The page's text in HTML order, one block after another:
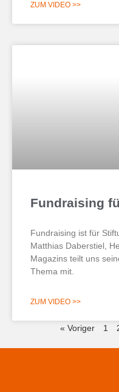
ZUM VIDEO >>
Fundraising
Fundraising ist für
Matthias Daberstiel,
Magazins teilt uns
Thema mit.
ZUM VIDEO >>
« Voriger 1